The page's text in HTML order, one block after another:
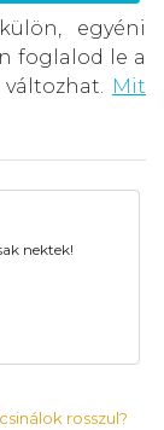
egyéni
foglalod le a
Mit
nektek!
rosszul?